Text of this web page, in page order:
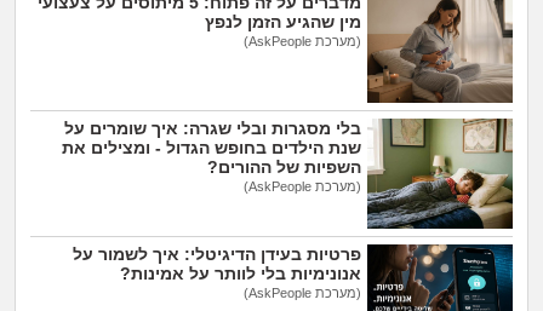
מין שהגיע הזמן לנפץ
(מערכת AskPeople)
בלי מסגרות ובלי שגרה: איך שומרים על
שנת הילדים בחופש הגדול - ומצילים את
השפיות של ההורים?
(מערכת AskPeople)
פרטיות בעידן הדיגיטלי: איך לשמור על
אנונימיות בלי לוותר על אמינות?
(מערכת AskPeople)